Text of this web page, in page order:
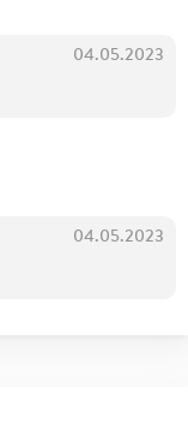
04.05.2023
04.05.2023